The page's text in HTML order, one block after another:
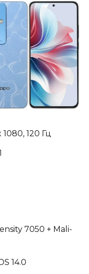
1080, 120 Гц
7050 + Mali-
14.0